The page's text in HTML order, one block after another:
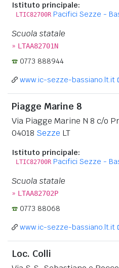
Istituto principale:
LTIC82700R Pacifici Sezze -
Scuola statale
» LTAA82701N
0773 888944
www.ic-sezze-bassiano.lt.it
Piagge Marine 8
Via Piagge Marine N 8 c/o
04018 Sezze LT
Istituto principale:
LTIC82700R Pacifici Sezze -
Scuola statale
» LTAA82702P
0773 88068
www.ic-sezze-bassiano.lt.it
Loc. Colli